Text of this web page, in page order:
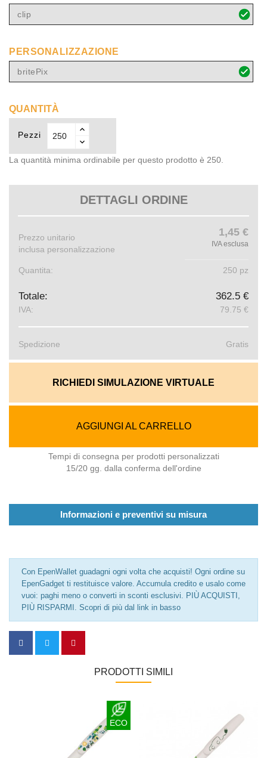
clip
PERSONALIZZAZIONE
britePix
QUANTITÀ
Pezzi
La quantità minima ordinabile per questo prodotto è 250.
DETTAGLI ORDINE
Prezzo unitario
inclusa personalizzazione
1,45 €
IVA esclusa
Quantita: 250 pz
Totale: 362.5 €
IVA: 79.75 €
Spedizione Gratis
RICHIEDI SIMULAZIONE VIRTUALE
AGGIUNGI AL CARRELLO
Tempi di consegna per prodotti personalizzati
15/20 gg. dalla conferma dell'ordine
Informazioni e preventivi su misura
Con EpenWallet guadagni ogni volta che acquisti! Ogni ordine su
EpenGadget ti restituisce valore. Accumula credito e usalo come
vuoi: paghi meno o converti in sconti esclusivi. PIÙ ACQUISTI,
PIÙ RISPARMI. Scopri di più dal link in basso
PRODOTTI SIMILI
ECO